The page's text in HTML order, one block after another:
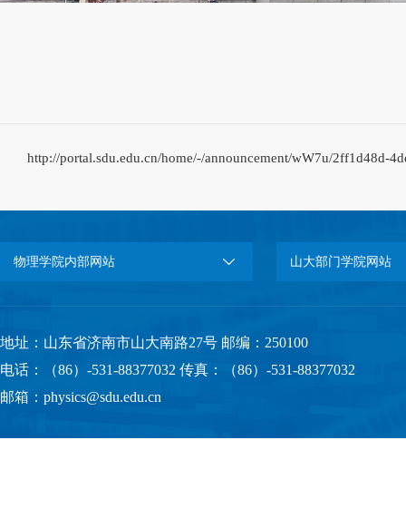
http://portal.sdu.edu.cn/home/-/announcement/wW7u/2ff1d48d-
物理学院内部网站 山大部门学院网站
地址：山东省济南市山大南路27号 邮编：250100
电话：（86）-531-88377032 传真：（86）-531-88377032
邮箱：physics@sdu.edu.cn